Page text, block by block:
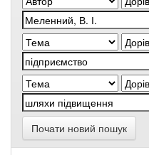
Почати новий пошук